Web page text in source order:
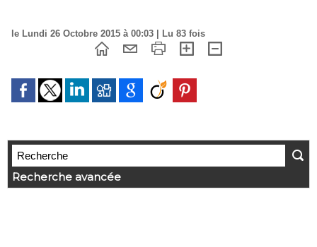
le Lundi 26 Octobre 2015 à 00:03 | Lu 83 fois
Recherche avancée